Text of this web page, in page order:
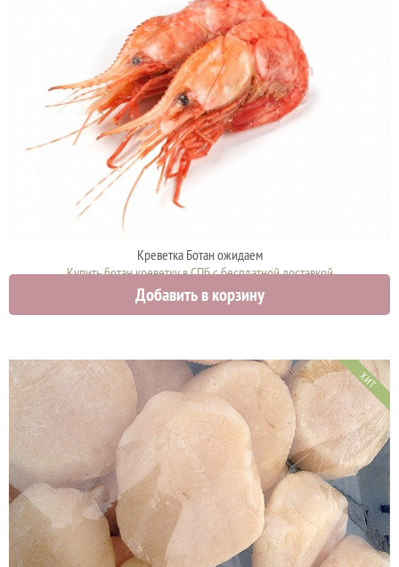
Креветка Ботан ожидаем
Купить ботан креветку в СПб с бесплатной доставкой
0 руб.
Добавить в корзину
ХИТ